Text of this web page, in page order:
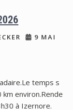
9 MAI
temps s
environ.Rende
à Izernore.